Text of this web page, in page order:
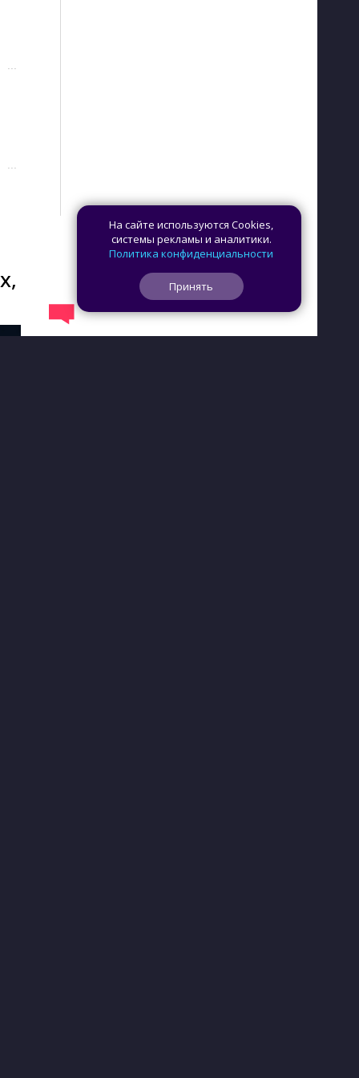
···
···
На сайте используются Cookies,
системы рекламы и аналитики.
Политика конфиденциальности
Принять